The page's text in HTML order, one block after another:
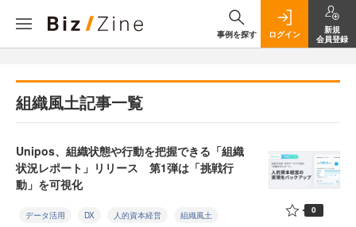
事例を探す ログイン
新規
会員登録
組織風土記事一覧
Unipos、組織状態や行動を把握できる「組織
状況レポート」リリース 第1弾は「挑戦行
動」を可視化
データ活用 DX 人的資本経営 組織風土 0